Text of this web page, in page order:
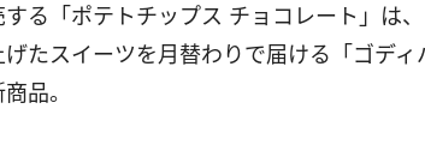
る「ポテトチップス チョコレート」は
げたスイーツを月替わりで届ける「ゴデ
品。